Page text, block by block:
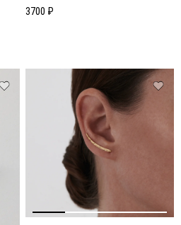
3700 ₽